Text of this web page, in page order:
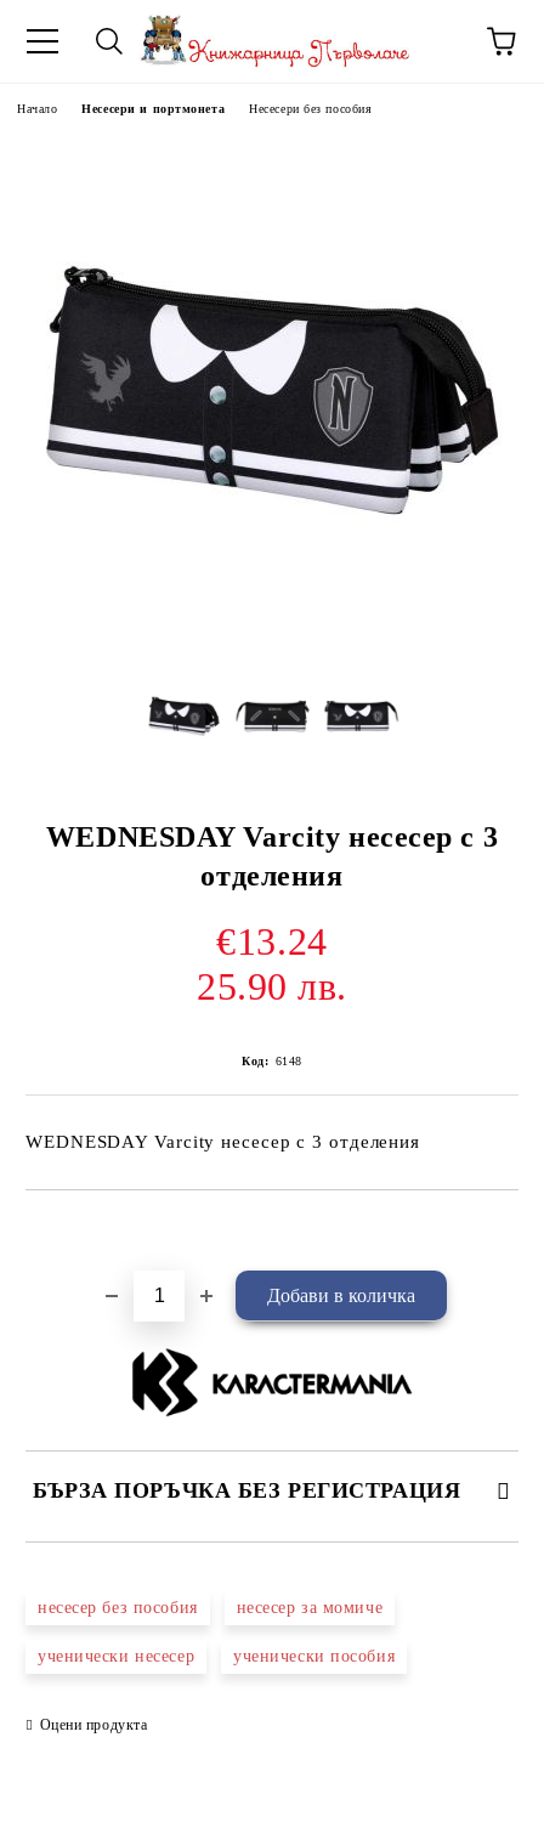
Начало Несесери и портмонета Несесери без пособия
WEDNESDAY Varcity несесер с 3
отделения
€13.24
25.90 лв.
Код: 6148
WEDNESDAY Varcity несесер с 3 отделения
БЪРЗА ПОРЪЧКА БЕЗ РЕГИСТРАЦИЯ
несесер без пособия несесер за момиче
ученически несесер ученически пособия
Оцени продукта